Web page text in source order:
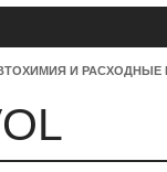
И РАСХОДНЫЕ